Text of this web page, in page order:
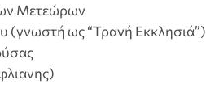
Μετεώρων
(γνωστή ως “Τρανή Εκκλησιά”)